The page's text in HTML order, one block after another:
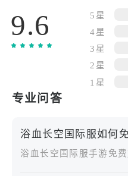
「领航挑战」：首次飞行
次飞行作为僚机复刻完美
「100 分 ACE 评估系统
标准，从俯冲角度、射
自由切换战机型号与武
战机深度定制系统
9.6
5星
4星
3星
2星
1星
专业问答
浴血长空国际服如何
浴血长空国际服手游免费